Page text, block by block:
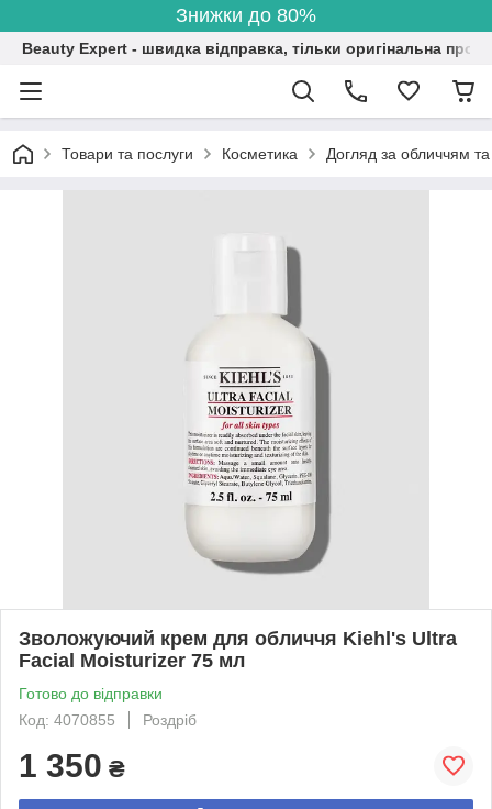
Знижки до 80%
Beauty Expert - швидка відправка, тільки оригінальна
Товари та послуги Косметика Догляд за обличчям
Зволожуючий крем для обличчя Kiehl's Ultra
Facial Moisturizer 75 мл
Готово до відправки
Код: 4070855
Роздріб
1 350 ₴